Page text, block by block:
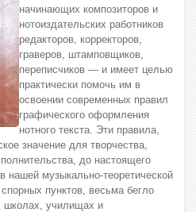
начинающих композиторов и
нотоиздательских работников
редакторов, корректоров,
граверов, штамповщиков,
переписчиков — и имеет целью
практически помочь им в
освоении современных правил
графического оформления
нотного текста. Эти правила,
значение для творчества,
до настоящего
нашей музыкально-теоретической
пунктов, весьма бегло
школах, училищах и